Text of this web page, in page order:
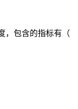
，包含的指标有（